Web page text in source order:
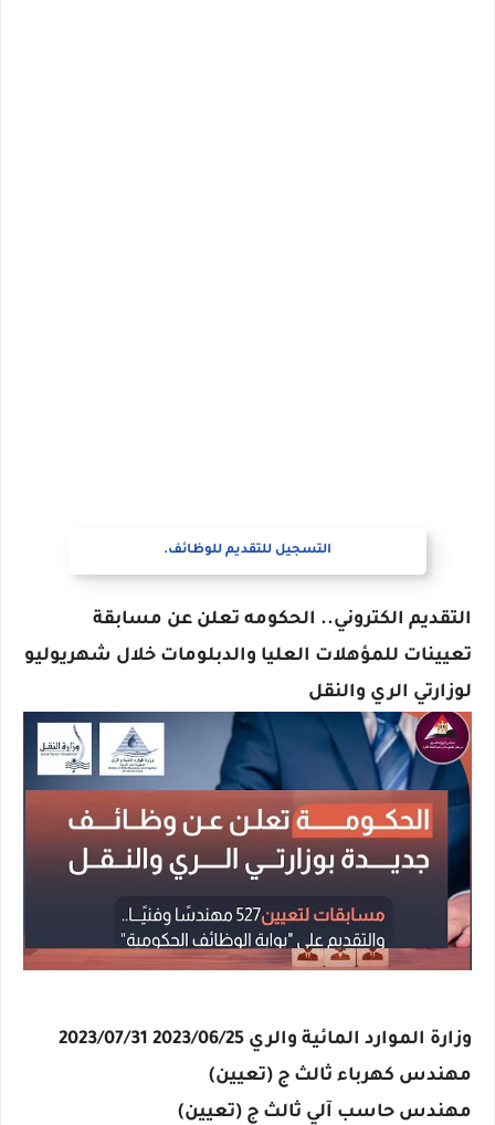
التسجيل للتقديم للوظائف.
التقديم الكتروني.. الحكومه تعلن عن مسابقة
تعيينات للمؤهلات العليا والدبلومات خلال شهريوليو
لوزارتي الري والنقل
وزارة الموارد المائية والري 2023/06/25 2023/07/31
مهندس كهرباء ثالث ج (تعيين)
مهندس حاسب آلي ثالث ج (تعيين)